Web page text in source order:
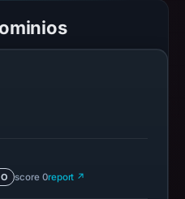
score 0report ↗